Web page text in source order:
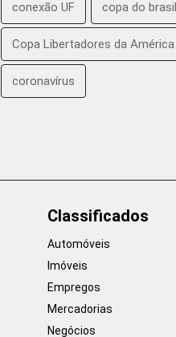
conexão UF copa do brasil
Copa Libertadores da América
coronavírus
Classificados
Automóveis
Imóveis
Empregos
Mercadorias
Negócios